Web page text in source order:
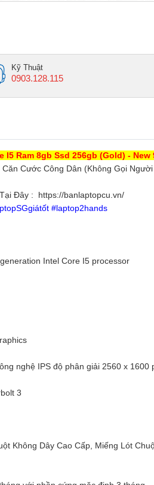
Kỹ Thuật
0903.128.115
I5 Ram 8gb Ssd 256gb (Gold) -
Cước Công Dân (Không Gọi
Đây : https://banlaptopcu.vn/
#laptop2hands
Intel Core I5 processor
nghệ IPS độ phân giải 2560 x 1600
3
Không Dây Cao Cấp, Miếng Lót